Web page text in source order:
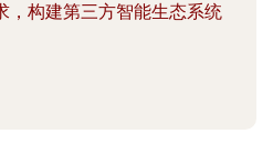
，构建第三方智能生态系统